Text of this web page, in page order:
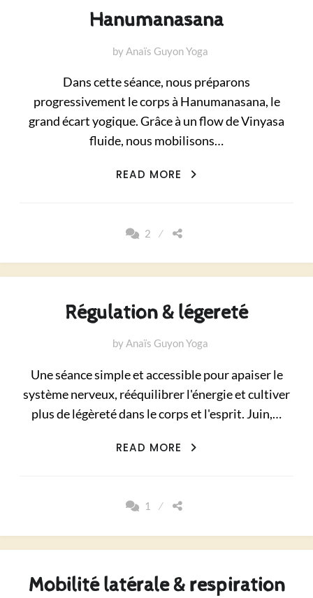
Hanumanasana
by Anaïs Guyon Yoga
Dans cette séance, nous préparons
progressivement le corps à Hanumanasana, le
grand écart yogique. Grâce à un flow de Vinyasa
fluide, nous mobilisons…
READ MORE
FLOW
2
Régulation & légereté
byAnaïs Guyon Yoga
Une séance simple et accessible pour apaiser le
système nerveux, rééquilibrer l'énergie et cultiver
plus de légèreté dans le corps et l'esprit. Juin,…
READ MORE
RÉGULATION
1
Mobilité latérale & respiration